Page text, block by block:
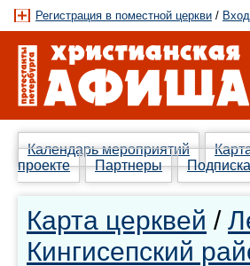
Регистрация в поместной церкви / Вход
Календарь мероприятий
проекте
Партнеры Подписка
Карта церквей /
Кингисепский